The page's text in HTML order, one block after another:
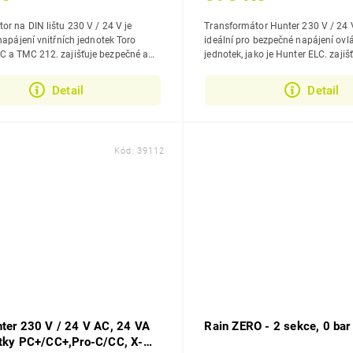
Detail
na DIN lištu 230 V / 24 V je
vnitřních jednotek Toro
zajišťuje bezpečné a
Detail
Transformátor Hunter 230 V / 24
ideální pro bezpečné napájení
jednotek, jako je Hunter ELC. zajišťující stabilní a
230 V / 24 V AC, 24 VA
PC+/CC+,Pro-C/CC, X-
Kód:39112
Rain ZERO - 2 sekce, 0 bar